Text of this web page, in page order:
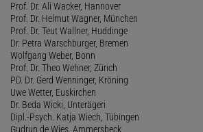
Prof. Dr. Ali Wacker, Hannover
Prof. Dr. Helmut Wagner, München
Prof. Dr. Teut Wallner, Huddinge
Dr. Petra Warschburger, Bremen
Wolfgang Weber, Bonn
Prof. Dr. Theo Wehner, Zürich
PD. Dr. Gerd Wenninger, Kröning
Uwe Wetter, Euskirchen
Dr. Beda Wicki, Unterägeri
Dipl.-Psych. Katja Wiech, Tübingen
Gudrun de Wies, Ammersbeck